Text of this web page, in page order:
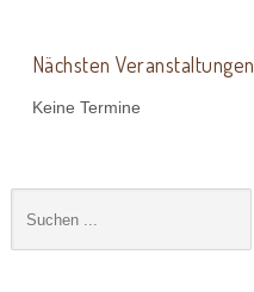
Nächsten Veranstaltungen
Keine Termine